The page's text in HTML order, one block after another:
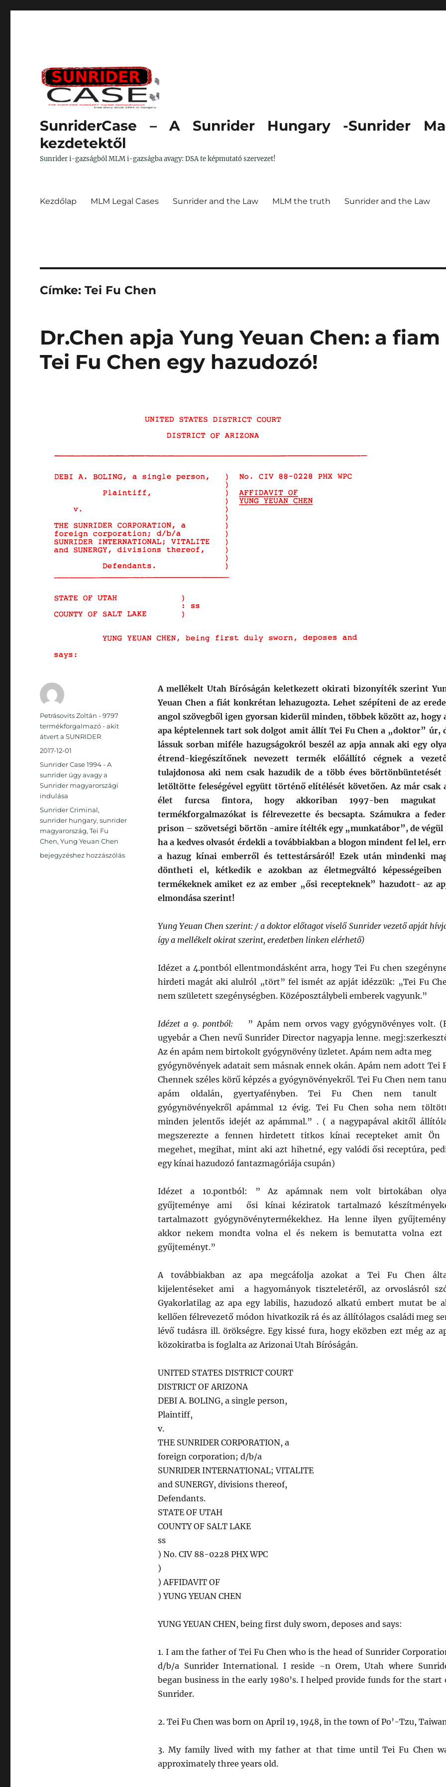
SunriderCase – A Sunrider Hungary -Sunrider
kezdetektől
Sunrider i-gazságból MLM i-gazságba avagy: DSA te képmutató szervezet!
Kezdőlap MLM Legal Cases Sunrider and the Law MLM the truth Sunrider and the Law
Címke:Tei Fu Chen
Dr.Chen apja Yung Yeuan Chen: a fiam
Tei Fu Chen egy hazudozó!
A mellékelt Utah Bíróságán keletkezett okirati bizonyíték szerint
Yeuan Chen a fiát konkrétan lehazugozta. Lehet szépíteni de az
angol szövegből igen gyorsan kiderül minden, többek között az, hogy
apa képtelennek tart sok dolgot amit állít Tei Fu Chen a „doktor” úr,
lássuk sorban miféle hazugságokról beszél az apja annak aki egy
étrend-kiegészítőnek nevezett termék előállító cégnek a
tulajdonosa aki nem csak hazudik de a több éves börtönbüntetését
letöltötte feleségével együtt történő elítélését követően. Az már csak
élet furcsa fintora, hogy akkoriban 1997-ben magukat
termékforgalmazókat is félrevezette és becsapta. Számukra a
prison – szövetségi börtön -amire ítélték egy „munkatábor”, de végül
ha a kedves olvasót érdekli a továbbiakban a blogon mindent fel lel,
a hazug kínai emberről és tettestársáról! Ezek után mindenki
döntheti el, kétkedik e azokban az életmegváltó képességeiben
termékeknek amiket ez az ember „ősi recepteknek” hazudott- az
elmondása szerint!
Yung Yeuan Chen szerint: / a doktor előtagot viselő Sunrider vezető apját
így a mellékelt okirat szerint, eredetben linken elérhető)
Idézet a 4.pontból ellentmondásként arra, hogy Tei Fu chen
hirdeti magát aki alulról „tört” fel ismét az apját idézzük: „Tei Fu
nem született szegénységben. Középosztálybeli emberek vagyunk.”
Idézet a 9. pontból:
” Apám nem orvos vagy gyógynövényes volt.
ugyebár a Chen nevű Sunrider Director nagyapja lenne.
Az én apám nem birtokolt gyógynövény üzletet. Apám nem adta meg
gyógynövények adatait sem másnak ennek okán. Apám nem adott Tei
Chennek széles körű képzés a gyógynövényekről. Tei Fu Chen nem
apám oldalán, gyertyafényben. Tei Fu Chen nem tanult
gyógynövényekről apámmal 12 évig. Tei Fu Chen soha nem
minden jelentős idejét az apámmal.” . ( a nagypapával akitől
megszerezte a fennen hirdetett titkos kínai recepteket amit Ön
megehet, megihat, mint aki azt hihetné, egy valódi ősi receptúra,
egy kínai hazudozó fantazmagóriája csupán)
Idézet a 10.pontból: ” Az apámnak nem volt birtokában
gyűjteménye ami ősi kínai kéziratok tartalmazó
tartalmazott gyógynövénytermékekhez. Ha lenne ilyen
akkor nekem mondta volna el és nekem is bemutatta volna ezt
gyűjteményt.”
A továbbiakban az apa megcáfolja azokat a Tei Fu Chen
kijelentéseket ami a hagyományok tiszteletéről, az orvoslásról
Gyakorlatilag az apa egy labilis, hazudozó alkatú embert mutat be
kellően félrevezető módon hivatkozik rá és az állítólagos családi meg
lévő tudásra ill. örökségre. Egy kissé fura, hogy eközben ezt még az
közokiratba is foglalta az Arizonai Utah Bíróságán.
UNITED STATES DISTRICT COURT
DISTRICT OF ARIZONA
DEBI A. BOLING, a single person,
Plaintiff,
v.
THE SUNRIDER CORPORATION, a
foreign corporation; d/b/a
SUNRIDER INTERNATIONAL; VITALITE
and SUNERGY, divisions thereof,
Defendants.
STATE OF UTAH
COUNTY OF SALT LAKE
ss
) No. CIV 88-0228 PHX WPC
)
) AFFIDAVIT OF
) YUNG YEUAN CHEN
YUNG YEUAN CHEN, being first duly sworn, deposes and says:
1. I am the father of Tei Fu Chen who is the head of Sunrider
d/b/a Sunrider International. I reside ~n Orem, Utah where
began business in the early 1980’s. I helped provide funds for the start
Sunrider.
2. Tei Fu Chen was born on April 19, 1948, in the town of Po’-Tzu,
3. My family lived with my father at that time until Tei Fu Chen
approximately three years old.
Szerző
Petrásovits Zoltán - 9797
termékforgalmazó - akit
átvert a SUNRIDER
Közzétéve
2017-12-01
Kategória
Sunrider Case 1994 - A
sunrider ügy avagy a
Sunrider magyarországi
indulása
Címke
Sunrider Criminal,
sunrider hungary,sunrider
magyarország,Tei Fu
Chen,Yung Yeuan Chen
Dr.Chen
bejegyzéshez hozzászólás